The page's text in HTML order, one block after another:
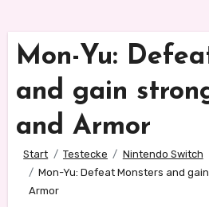
Mon-Yu:
and gain
and Armor
Start Testecke
Nintendo Switch
Mon-Yu: Defeat Monsters and
Armor